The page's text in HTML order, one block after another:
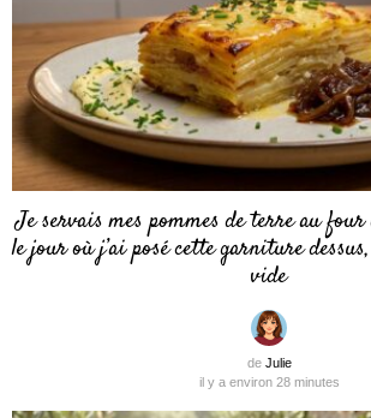
Je servais mes pommes de terre au
le jour où j’ai posé cette garniture
vide
de Julie
il y a environ 28 minutes